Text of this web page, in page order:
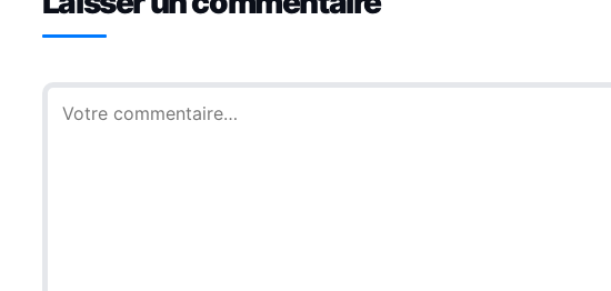
Commentaire